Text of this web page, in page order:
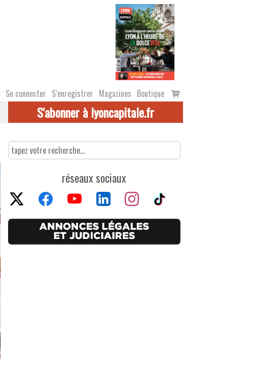
Se connecter S’enregistrer Magazines Boutique
Voir
le
S'abonner à lyoncapitale.fr
réseaux sociaux